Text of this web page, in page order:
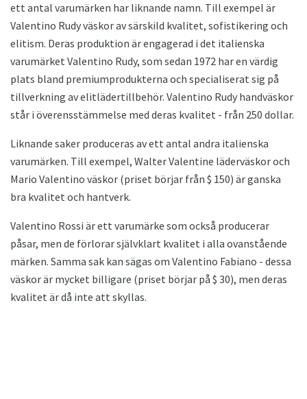
ett antal varumärken har liknande namn. Till exempel är
Valentino Rudy väskor av särskild kvalitet, sofistikering och
elitism. Deras produktion är engagerad i det italienska
varumärket Valentino Rudy, som sedan 1972 har en värdig
plats bland premiumprodukterna och specialiserat sig på
tillverkning av elitlädertillbehör. Valentino Rudy handväskor
står i överensstämmelse med deras kvalitet - från 250 dollar.
Liknande saker produceras av ett antal andra italienska
varumärken. Till exempel, Walter Valentine läderväskor och
Mario Valentino väskor (priset börjar från $ 150) är ganska
bra kvalitet och hantverk.
Valentino Rossi är ett varumärke som också producerar
påsar, men de förlorar självklart kvalitet i alla ovanstående
märken. Samma sak kan sägas om Valentino Fabiano - dessa
väskor är mycket billigare (priset börjar på $ 30), men deras
kvalitet är då inte att skyllas.